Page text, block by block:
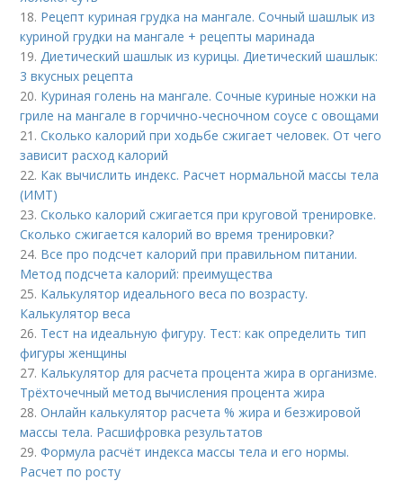
18. Рецепт куриная грудка на мангале. Сочный шашлык из
куриной грудки на мангале + рецепты маринада
19.Диетический шашлык из курицы. Диетический шашлык:
3 вкусных рецепта
20. Куриная голень на мангале. Сочные куриные ножки на
гриле на мангале в горчично-чесночном соусе с овощами
21.Сколько калорий при ходьбе сжигает человек. От чего
зависит расход калорий
22. Как вычислить индекс. Расчет нормальной массы тела
(ИМТ)
23.Сколько калорий сжигается при круговой тренировке.
Сколько сжигается калорий во время тренировки?
24. Все про подсчет калорий при правильном питании.
Метод подсчета калорий: преимущества
25. Калькулятор идеального веса по возрасту.
Калькулятор веса
26. Тест на идеальную фигуру. Тест: как определить тип
фигуры женщины
27. Калькулятор для расчета процента жира в организме.
Трёхточечный метод вычисления процента жира
28.Онлайн калькулятор расчета % жира и безжировой
массы тела. Расшифровка результатов
29.Формула расчёт индекса массы тела и его нормы.
Расчет по росту